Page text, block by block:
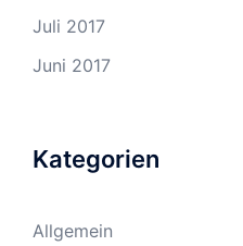
Juli 2017
Juni 2017
Kategorien
Allgemein